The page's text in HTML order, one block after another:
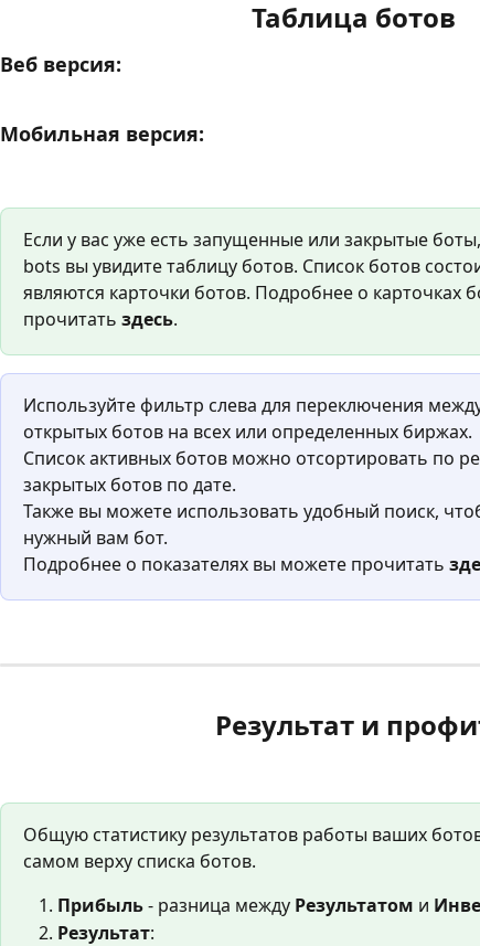
Таблица ботов
Веб версия:
Мобильная версия:
Если у вас уже есть запущенные или закрытые
bots вы увидите таблицу ботов. Список ботов
являются карточки ботов. Подробнее о карточках
прочитать здесь.
Используйте фильтр слева для переключения
открытых ботов на всех или определенных биржах.
Список активных ботов можно отсортировать по
закрытых ботов по дате.
Также вы можете использовать удобный поиск,
нужный вам бот.
Подробнее о показателях вы можете прочитать
Результат и
Общую статистику результатов работы ваших
самом верху списка ботов.
Прибыль - разница между Результатом и
Результат: